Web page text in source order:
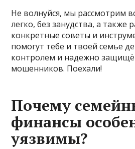
Не волнуйся, мы рассмотрим
легко, без занудства, а также
конкретные советы и
помогут тебе и твоей семье
контролем и надежно
мошенников. Поехали!
Почему
финансы
уязвимы?